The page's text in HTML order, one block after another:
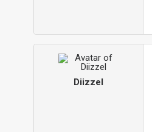
Diizzel